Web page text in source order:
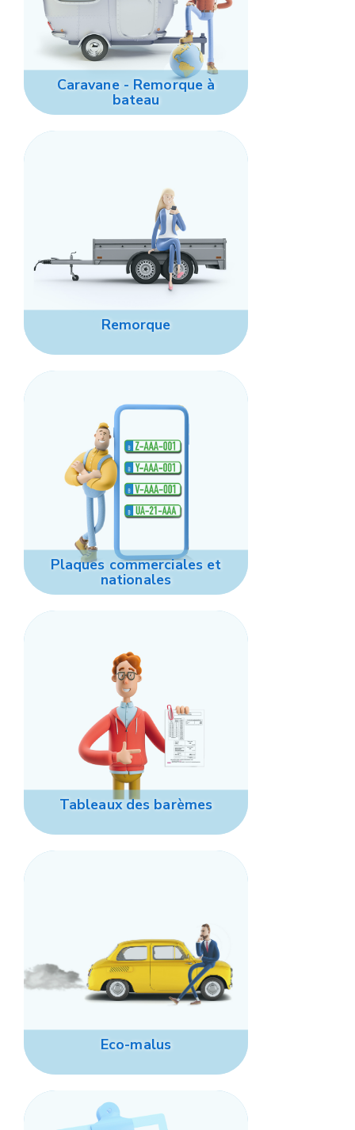
Caravane - Remorque à
bateau
Remorque
Plaques commerciales et
nationales
Tableaux des barèmes
Eco-malus